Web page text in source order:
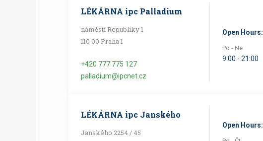
LÉKÁRNA ipc Palladium
náměstí Republiky 1
110 00 Praha 1
+420 777 775 127
palladium@ipcnet.cz
Open Hours:
Po - Ne
9:00 - 21:00
LÉKÁRNA ipc Janského
Janského 2254 / 45
Open Hours: